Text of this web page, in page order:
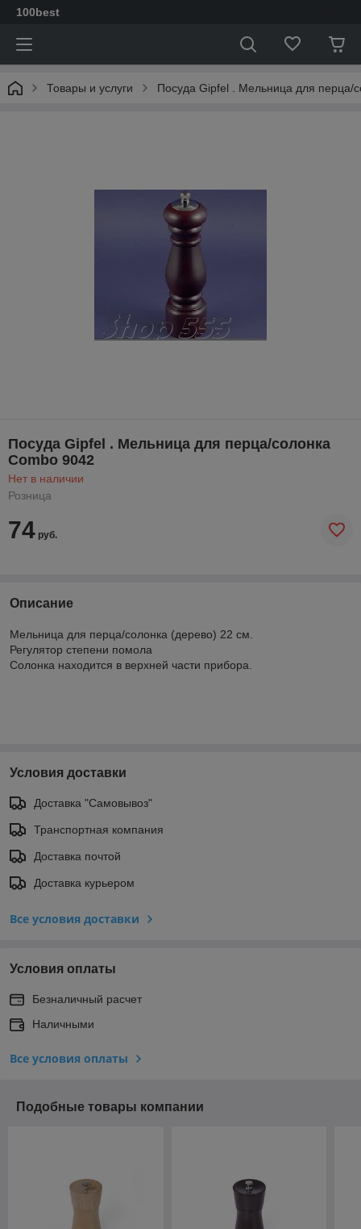
100best
Товары и услуги Посуда Gipfel . Мельница для перца/
Посуда Gipfel . Мельница для перца/солонка
Combo 9042
Нет в наличии
Розница
74 руб.
Описание
Мельница для перца/солонка (дерево) 22 см.
Регулятор степени помола
Солонка находится в верхней части прибора.
Условия доставки
Доставка "Самовывоз"
Транспортная компания
Доставка почтой
Доставка курьером
Все условия доставки
Условия оплаты
Безналичный расчет
Наличными
Все условия оплаты
Подобные товары компании